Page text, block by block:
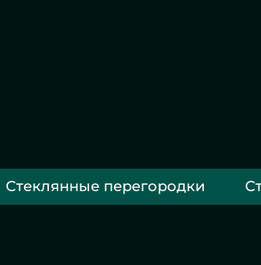
Стеклянные перегородки